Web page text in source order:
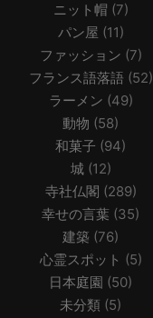
ニット帽 (7)
パン屋 (11)
ファッション (7)
フランス語落語 (52)
ラーメン (49)
動物 (58)
和菓子 (94)
城(12)
寺社仏閣 (289)
幸せの言葉 (35)
建築 (76)
心霊スポット (5)
日本庭園 (50)
未分類 (5)